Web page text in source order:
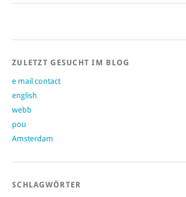
ZULETZT GESUCHT IM BLOG
e mail contact
english
webb
pou
Amsterdam
SCHLAGWÖRTER